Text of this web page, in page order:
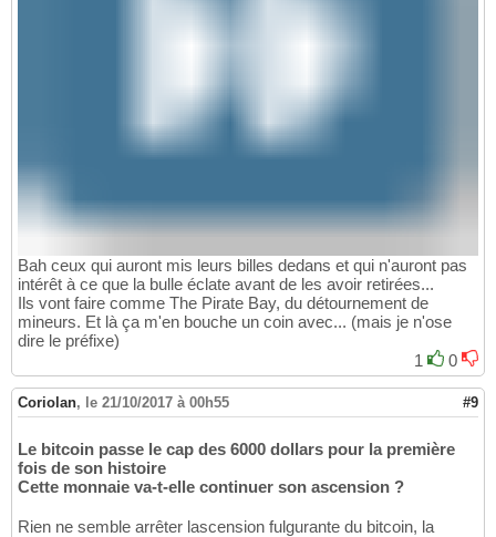
Bah ceux qui auront mis leurs billes dedans et qui n'auront pas
intérêt à ce que la bulle éclate avant de les avoir retirées...
Ils vont faire comme The Pirate Bay, du détournement de
mineurs. Et là ça m'en bouche un coin avec... (mais je n'ose
dire le préfixe)
1
0
Coriolan, le 21/10/2017 à 00h55 #9
Le bitcoin passe le cap des 6000 dollars pour la première
fois de son histoire
Cette monnaie va-t-elle continuer son ascension ?
Rien ne semble arrêter lascension fulgurante du bitcoin, la